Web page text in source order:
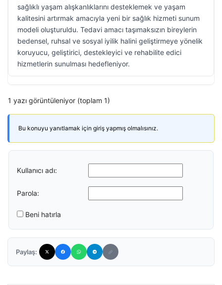
sağlıklı yaşam alışkanlıklarını desteklemek ve yaşam
kalitesini artırmak amacıyla yeni bir sağlık hizmeti sunum
modeli oluşturuldu. Tedavi amacı taşımaksızın bireylerin
bedensel, ruhsal ve sosyal iyilik halini geliştirmeye yönelik
koruyucu, geliştirici, destekleyici ve rehabilite edici
hizmetlerin sunulması hedefleniyor.
1 yazı görüntüleniyor (toplam 1)
Bu konuyu yanıtlamak için giriş yapmış olmalısınız.
Kullanıcı adı:
Parola:
Beni hatırla
Paylaş: